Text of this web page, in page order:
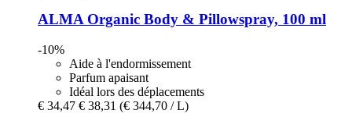
ALMAOrganic Body & Pillowspray, 100 ml
-10%
Aide à l'endormissement
Parfum apaisant
Idéal lors des déplacements
€ 34,47 € 38,31 (€ 344,70 / L)